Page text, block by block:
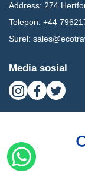
Address: 274
Telepon: +44
Surel:
Media sosial